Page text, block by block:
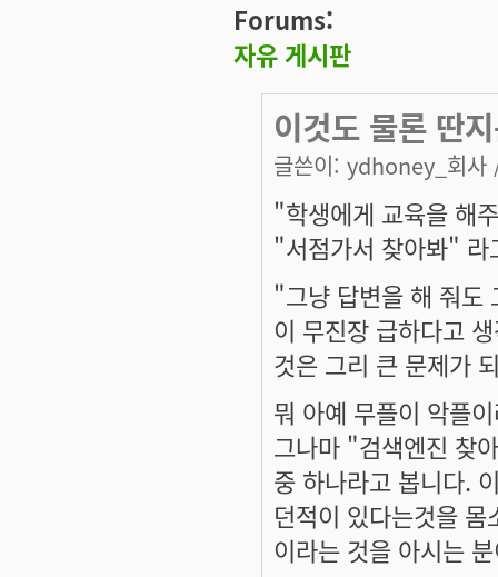
Forums:
자유 게시판
이것도 물론 딴
글쓴이: ydhoney_회사
"학생에게 교육을 해
"서점가서 찾아봐" 라
"그냥 답변을 해 줘도
이 무진장 급하다고
것은 그리 큰 문제가
뭐 아예 무플이 악플
그나마 "검색엔진 찾
중 하나라고 봅니다.
던적이 있다는것을
이라는 것을 아시는